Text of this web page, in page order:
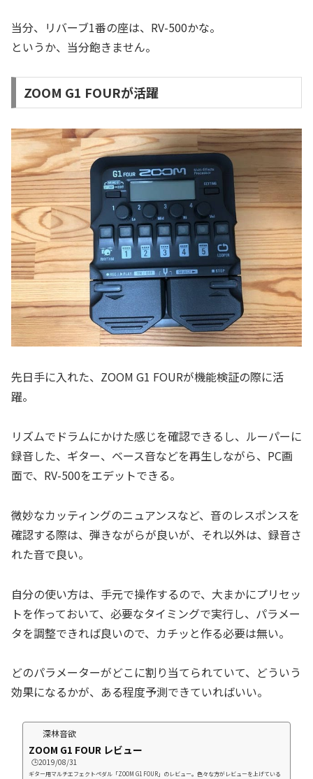
当分、リバーブ1番の座は、RV-500かな。
というか、当分飽きません。
ZOOM G1 FOURが活躍
先日手に入れた、ZOOM G1 FOURが機能検証の際に活
躍。
リズムでドラムにかけた感じを確認できるし、ルーパーに
録音した、ギター、ベース音などを再生しながら、PC画
面で、RV-500をエデットできる。
微妙なカッティングのニュアンスなど、音のレスポンスを
確認する際は、弾きながらが良いが、それ以外は、録音さ
れた音で良い。
自分の使い方は、手元で操作するので、大まかにプリセッ
トを作っておいて、必要なタイミングで実行し、パラメー
タを調整できれば良いので、カチッと作る必要は無い。
どのパラメーターがどこに割り当てられていて、どういう
効果になるかが、ある程度予測できていればいい。
深林音欲
ZOOM G1 FOUR レビュー
🕒️2019/08/31
ギター用マルチエフェクトペダル「ZOOM G1 FOUR」のレビュー。色々な方がレビューを上げている